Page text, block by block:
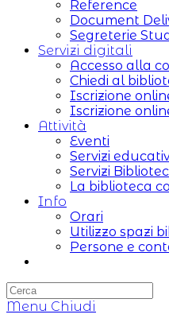
Reference
Document
Segreterie
Servizi digitali
Accesso alla
Chiedi al
Iscrizione
Iscrizione
Attività
Eventi
Servizi
Servizi
La biblioteca
Info
Orari
Utilizzo spazi
Persone e
sul
Menu Chiudi